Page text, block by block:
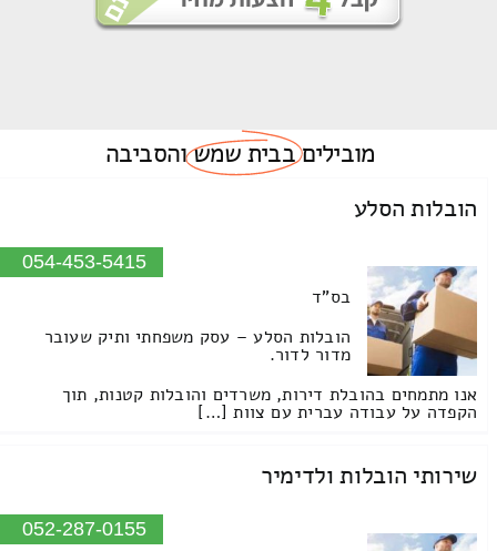
מוביליםבבית שמשוהסביבה
הובלות הסלע
054-453-5415
בס"ד
הובלות הסלע – עסק משפחתי ותיק שעובר
מדור לדור.
אנו מתמחים בהובלת דירות, משרדים והובלות קטנות, תוך
הקפדה על עבודה עברית עם צוות […]
שירותי הובלות ולדימיר
052-287-0155